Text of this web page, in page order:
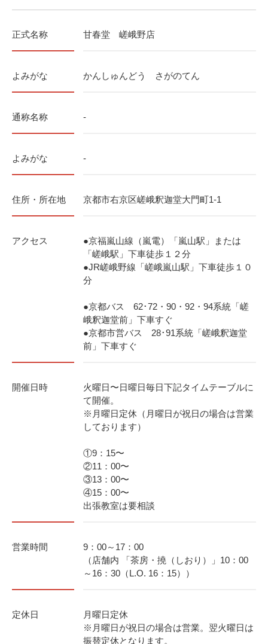
正式名称 甘春堂 嵯峨野店
よみがな かんしゅんどう さがのてん
通称名称 -
よみがな -
住所・所在地 京都市右京区嵯峨釈迦堂大門町1-1
アクセス
●京福嵐山線（嵐電）「嵐山駅」または
「嵯峨駅」下車徒歩１２分
●JR嵯峨野線「嵯峨嵐山駅」下車徒歩１０
分
●京都バス 62･72・90・92・94系統「嵯
峨釈迦堂前」下車すぐ
●京都市営バス 28･91系統「嵯峨釈迦堂
前」下車すぐ
開催日時
火曜日〜日曜日毎日下記タイムテーブルに
て開催。
※月曜日定休（月曜日が祝日の場合は営業
しております）
①9：15〜
②11：00〜
③13：00〜
④15：00〜
出張教室は要相談
営業時間
9：00～17：00
（店舗内 「茶房・撓（しおり）」10：00
～16：30（L.O. 16：15））
定休日
月曜日定休
※月曜日が祝日の場合は営業。翌火曜日は
振替定休となります。